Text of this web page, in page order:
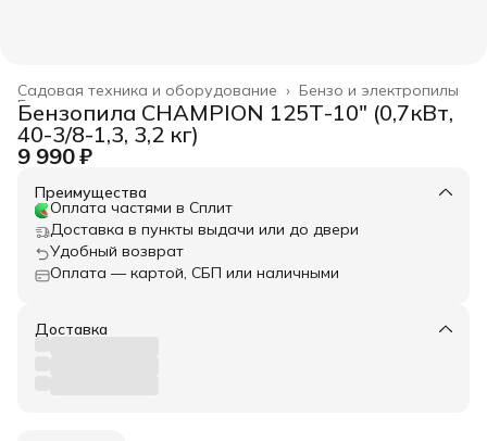
Бензо и электропилы
Садовая техника и оборудование ›
Главная ›
Бензопила CHAMPION 125Т-10" (0,7кВт,
40-3/8-1,3, 3,2 кг)
9 990 ₽
Преимущества
Оплата частями в Сплит
Доставка в пункты выдачи или до двери
Удобный возврат
Оплата — картой, СБП или наличными
Доставка